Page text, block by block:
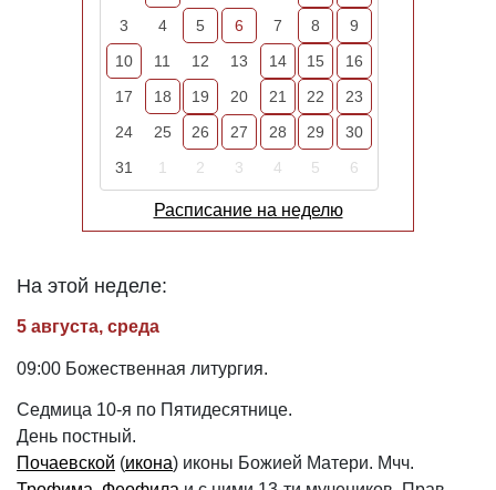
3
4 5 6 7 8
9
10
11 12 13 14 15
16
17
18 19 20 21 22
23
24
25 26 27 28 29
30
31
1 2 3 4 5 6
Расписание на неделю
На этой неделе:
5 августа, среда
09:00 Божественная литургия.
Седмица 10-я по Пятидесятнице.
День постный.
Почаевской (икона) иконы Божией Матери. Мчч.